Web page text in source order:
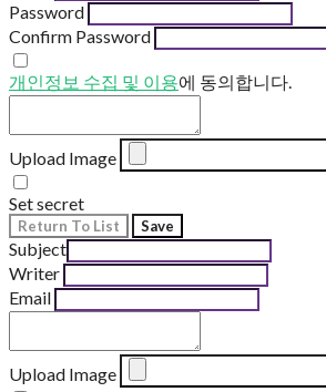
Password
Confirm Password
개인정보 수집 및 이용에 동의합니다.
Upload Image
Set secret
Return To List Save
Subject
Writer
Email
Upload Image